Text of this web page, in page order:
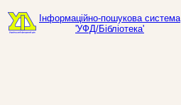
Інформаційно-пошукова система
'УФД/Бібліотека'